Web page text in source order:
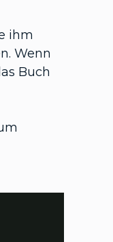
ihm
Wenn
Buch